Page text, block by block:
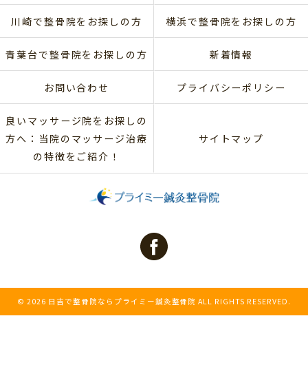
川崎で整骨院をお探しの方 横浜で整骨院をお探しの方
青葉台で整骨院をお探しの方 新着情報
お問い合わせ プライバシーポリシー
良いマッサージ院をお探しの
方へ：当院のマッサージ治療
の特徴をご紹介！
サイトマップ
© 2026 日吉で整骨院ならプライミー鍼灸整骨院 ALL RIGHTS RESERVED.